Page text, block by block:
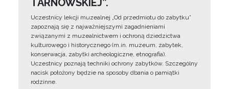
TARNOWSKIEJ”.
Uczestnicy lekcji muzealnej „Od przedmiotu do zabytku”
zapoznają się z najważniejszymi zagadnieniami
związanymi z muzealnictwem i ochroną dziedzictwa
kulturowego i historycznego (m.in. muzeum, zabytek,
konserwacja, zabytki archeologiczne, etnografia).
Uczestnicy poznają techniki ochrony zabytków. Szczególny
nacisk położony będzie na sposoby dbania o pamiątki
rodzinne.